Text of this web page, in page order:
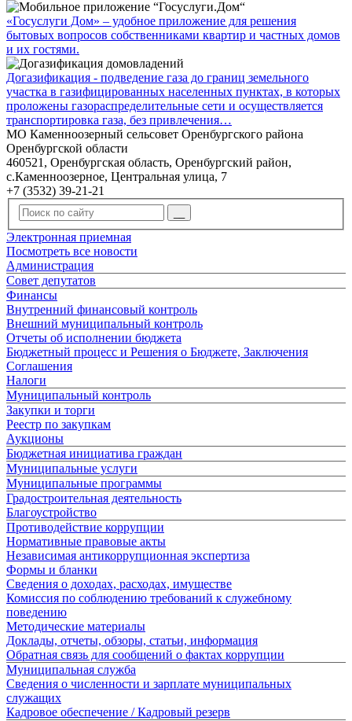
«Госуслуги Дом» – удобное приложение для решения
бытовых вопросов собственниками квартир и частных домов
и их гостями.
Догазификация - подведение газа до границ земельного
участка в газифицированных населенных пунктах, в которых
проложены газораспределительные сети и осуществляется
транспортировка газа, без привлечения…
МО Каменноозерный сельсовет Оренбургского района
Оренбургской области
460521, Оренбургская область, Оренбургский район,
с.Каменноозерное, Центральная улица, 7
+7 (3532) 39-21-21
Электронная приемная
Посмотреть все новости
Администрация
Совет депутатов
Финансы
Внутренний финансовый контроль
Внешний муниципальный контроль
Отчеты об исполнении бюджета
Бюджетный процесс и Решения о Бюджете, Заключения
Соглашения
Налоги
Муниципальный контроль
Закупки и торги
Реестр по закупкам
Аукционы
Бюджетная инициатива граждан
Муниципальные услуги
Муниципальные программы
Градостроительная деятельность
Благоустройство
Противодействие коррупции
Нормативные правовые акты
Независимая антикоррупционная экспертиза
Формы и бланки
Сведения о доходах, расходах, имуществе
Комиссия по соблюдению требований к служебному
поведению
Методические материалы
Доклады, отчеты, обзоры, статьи, информация
Обратная связь для сообщений о фактах коррупции
Муниципальная служба
Сведения о численности и зарплате муниципальных
служащих
Кадровое обеспечение / Кадровый резерв